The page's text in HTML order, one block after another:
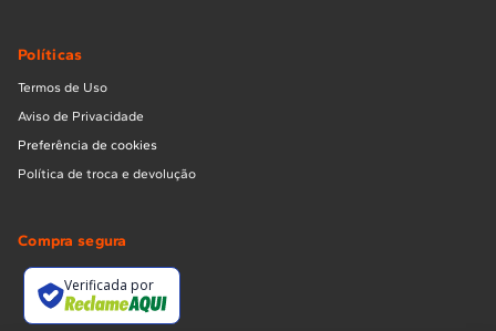
Políticas
Termos de Uso
Aviso de Privacidade
Preferência de cookies
Política de troca e devolução
Compra segura
Verificada por